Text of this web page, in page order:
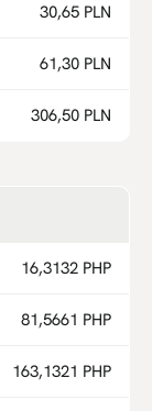
30,65 PLN
61,30 PLN
306,50 PLN
16,3132 PHP
81,5661 PHP
163,1321 PHP